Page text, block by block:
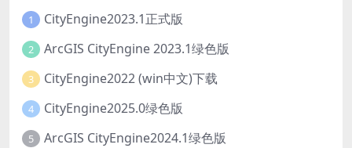
1 CityEngine2023.1正式版
2 ArcGIS CityEngine 2023.1绿色版
3 CityEngine2022 (win中文)下载
4 CityEngine2025.0绿色版
5 ArcGIS CityEngine2024.1绿色版